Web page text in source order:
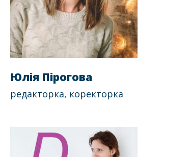
Юлія Пірогова
редакторка, коректорка